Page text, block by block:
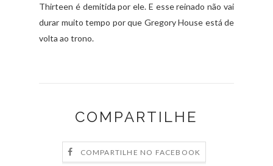
Thirteen é demitida por ele. E esse reinado não vai
durar muito tempo por que Gregory House está de
volta ao trono.
COMPARTILHE
COMPARTILHE NO FACEBOOK